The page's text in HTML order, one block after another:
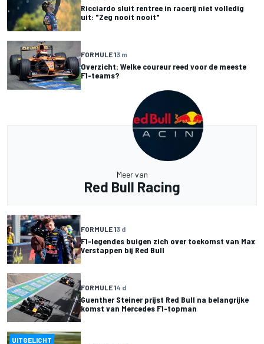
Ricciardo sluit rentree in racerij niet volledig
uit: "Zeg nooit nooit"
FORMULE 13 m
Overzicht: Welke coureur reed voor de meeste
F1-teams?
Meer van
Red Bull Racing
FORMULE 13 d
F1-legendes buigen zich over toekomst van Max
Verstappen bij Red Bull
FORMULE 14 d
Guenther Steiner prijst Red Bull na belangrijke
komst van Mercedes F1-topman
UITGELICHT